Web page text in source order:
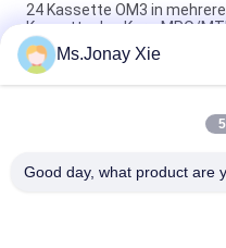
24 Kassette OM3 in
Kassette des Kern-MPO/
Wandbergkasten-
Viererkabeladapters FTTH
Frontplatte aus optischen
Ms.Jonay Xie
Good day, what product are